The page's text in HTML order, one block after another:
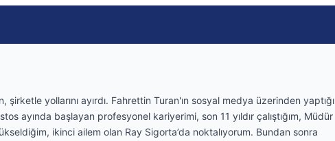
yollarını ayırdı. Fahrettin Turan'ın sosyal medya üzerinden yaptığı
ayında başlayan profesyonel kariyerimi, son 11 yıldır çalıştığım, Müdür
ikinci ailem olan Ray Sigorta’da noktalıyorum. Bundan sonra